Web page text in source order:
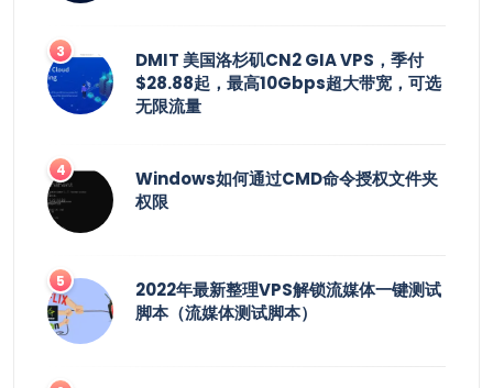
DMIT 美国洛杉矶CN2 GIA VPS，季付
$28.88起，最高10Gbps超大带宽，可选
无限流量
Windows如何通过CMD命令授权文件夹
权限
2022年最新整理VPS解锁流媒体一键测试
脚本（流媒体测试脚本）